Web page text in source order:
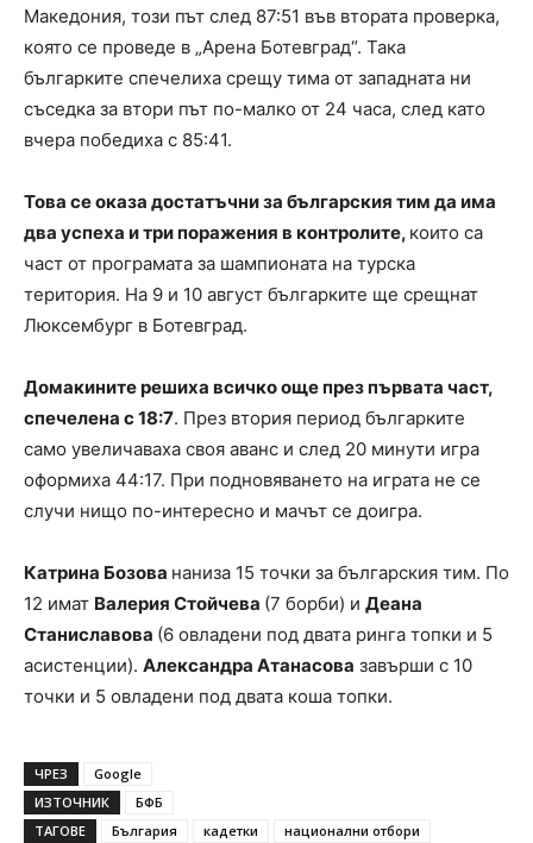
Македония, този път след 87:51 във втората проверка,
която се проведе в „Арена Ботевград“. Така
българките спечелиха срещу тима от западната ни
съседка за втори път по-малко от 24 часа, след като
вчера победиха с 85:41.
Това се оказа достатъчни за българския тим да има
два успеха и три поражения в контролите, които са
част от програмата за шампионата на турска
територия. На 9 и 10 август българките ще срещнат
Люксембург в Ботевград.
Домакините решиха всичко още през първата част,
спечелена с 18:7. През втория период българките
само увеличаваха своя аванс и след 20 минути игра
оформиха 44:17. При подновяването на играта не се
случи нищо по-интересно и мачът се доигра.
Катрина Бозова наниза 15 точки за българския тим. По
12 имат Валерия Стойчева (7 борби) и Деана
Станиславова (6 овладени под двата ринга топки и 5
асистенции). Александра Атанасова завърши с 10
точки и 5 овладени под двата коша топки.
ЧРЕЗ
Google
ИЗТОЧНИК
БФБ
ТАГОВЕ
България кадетки
национални отбори